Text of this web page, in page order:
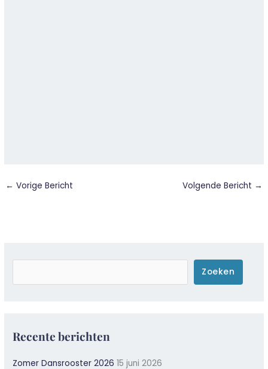
← Vorige Bericht Volgende Bericht →
Zoeken
Recente berichten
Zomer Dansrooster 2026 15 juni 2026